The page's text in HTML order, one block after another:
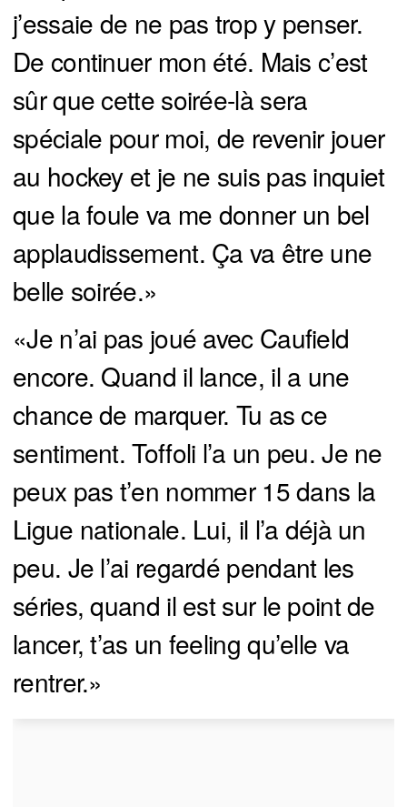
j’essaie de ne pas trop y penser.
De continuer mon été. Mais c’est
sûr que cette soirée-là sera
spéciale pour moi, de revenir jouer
au hockey et je ne suis pas inquiet
que la foule va me donner un bel
applaudissement. Ça va être une
belle soirée.»
«Je n’ai pas joué avec Caufield
encore. Quand il lance, il a une
chance de marquer. Tu as ce
sentiment. Toffoli l’a un peu. Je ne
peux pas t’en nommer 15 dans la
Ligue nationale. Lui, il l’a déjà un
peu. Je l’ai regardé pendant les
séries, quand il est sur le point de
lancer, t’as un feeling qu’elle va
rentrer.»